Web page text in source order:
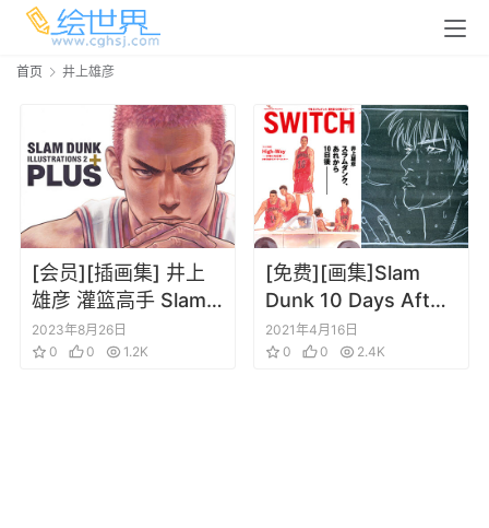
首页 井上雄彦
[会员][插画集] 井上
雄彦 灌篮高手 Slam
Dunk Illustration 2 +
Plus Art Book
2023年8月26日
0
0 1.2K
[免费][画集]Slam
Dunk 10 Days After
That10ら 灌篮高手
10日后 井上雄彦画集
2021年4月16日
0
0 2.4K